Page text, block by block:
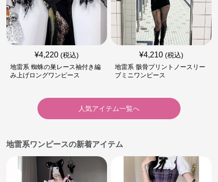
¥4,220 (税込)
地雷系 蜘蛛の巣レース袖付き編
み上げロングワンピース
¥4,210 (税込)
地雷系 骸骨プリントノースリー
ブミニワンピース
人気アイテム一覧へ
地雷系ワンピースの新着アイテム